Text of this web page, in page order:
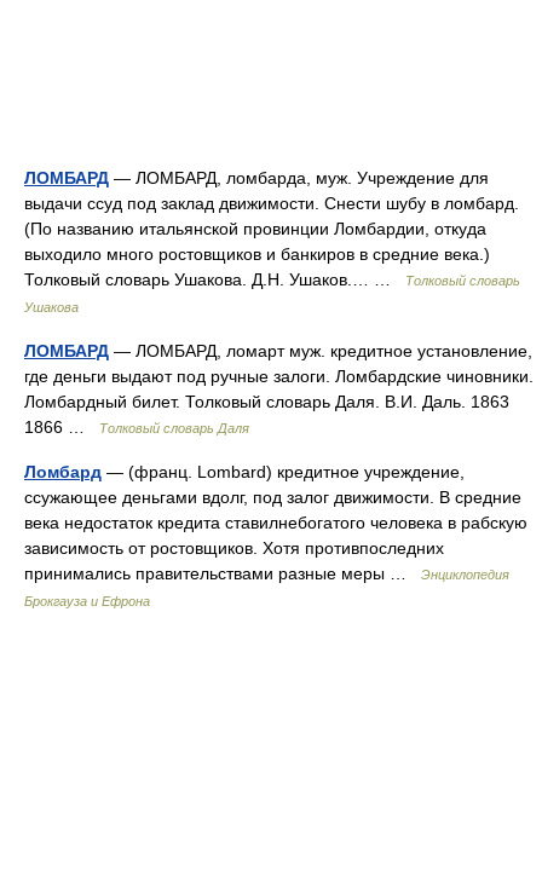
ЛОМБАРД — ЛОМБАРД, ломбарда, муж. Учреждение для
выдачи ссуд под заклад движимости. Снести шубу в ломбард.
(По названию итальянской провинции Ломбардии, откуда
выходило много ростовщиков и банкиров в средние века.)
Толковый словарь Ушакова. Д.Н. Ушаков.… …
Толковый словарь
Ушакова
ЛОМБАРД — ЛОМБАРД, ломарт муж. кредитное установление,
где деньги выдают под ручные залоги. Ломбардские чиновники.
Ломбардный билет. Толковый словарь Даля. В.И. Даль. 1863
1866 …
Толковый словарь Даля
Ломбард — (франц. Lombard) кредитное учреждение,
ссужающее деньгами вдолг, под залог движимости. В средние
века недостаток кредита ставилнебогатого человека в рабскую
зависимость от ростовщиков. Хотя противпоследних
принимались правительствами разные меры …
Энциклопедия
Брокгауза и Ефрона